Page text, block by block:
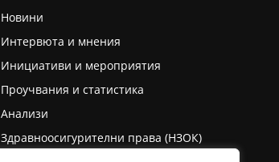
Новини
Интервюта и мнения
Инициативи и мероприятия
Проучвания и статистика
Анализи
Здравноосигурителни права (НЗОК)